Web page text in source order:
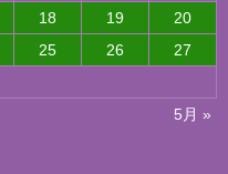
18 19
20
25 26
27
5月 »